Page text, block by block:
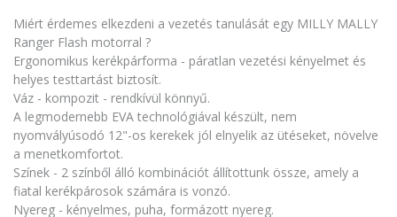
Miért érdemes elkezdeni a vezetés tanulását egy MILLY MALLY
Ranger Flash motorral ?
Ergonomikus kerékpárforma - páratlan vezetési kényelmet és
helyes testtartást biztosít.
Váz - kompozit - rendkívül könnyű.
A legmodernebb EVA technológiával készült, nem
nyomvályúsodó 12"-os kerekek jól elnyelik az ütéseket, növelve
a menetkomfortot.
Színek - 2 színből álló kombinációt állítottunk össze, amely a
fiatal kerékpárosok számára is vonzó.
Nyereg - kényelmes, puha, formázott nyereg.